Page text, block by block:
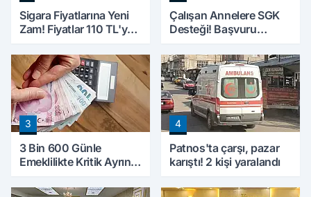
Sigara Fiyatlarına Yeni
Zam! Fiyatlar 110 TL'ye
Çalışan Annelere SGK
Desteği! Başvuru
Parası Alabilecekler
3
3 Bin 600 Günle
Emeklilikte Kritik Ayrıntı!
Hesabını Değiştirebilir
4
Patnos'ta çarşı, pazar
karıştı! 2 kişi yaralandı